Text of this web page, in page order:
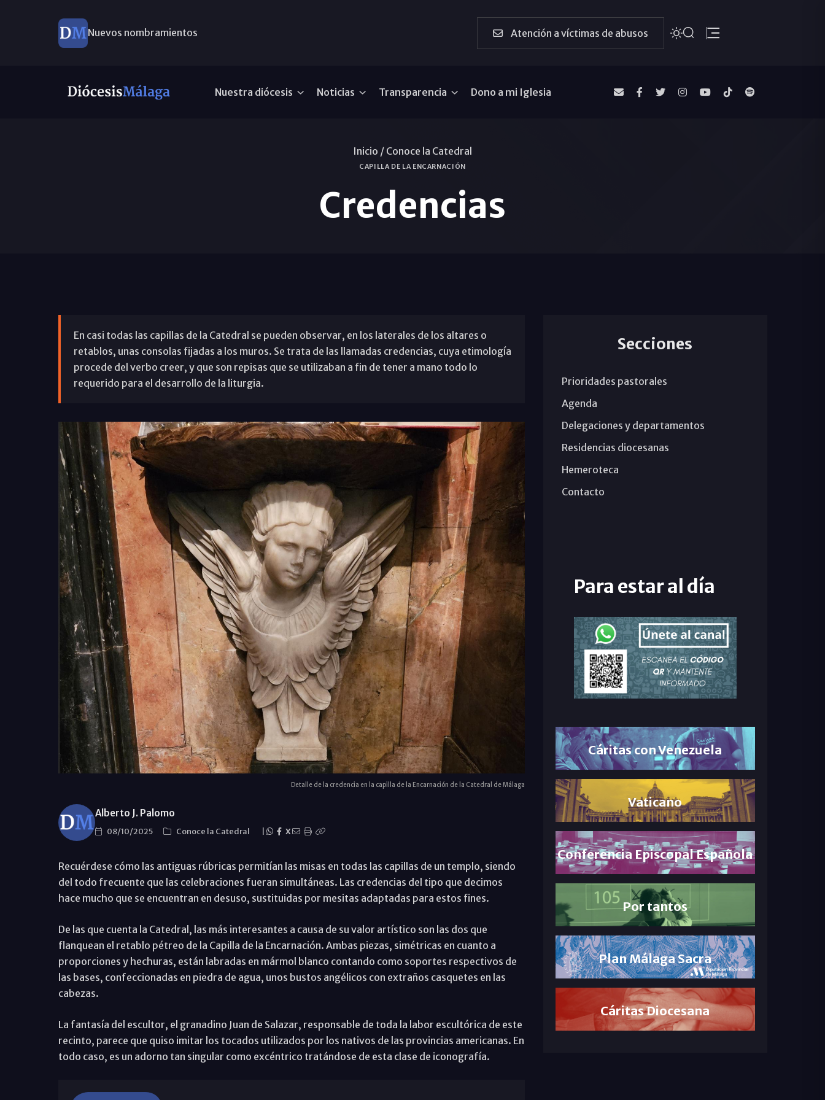
Nuevos nombramientos Atención a víctimas de abusos
Nuestra diócesis Noticias Transparencia Dono a mi Iglesia
Inicio / Conoce la Catedral
CAPILLA DE LA ENCARNACIÓN
Credencias
En casi todas las capillas de la Catedral se pueden observar, en los laterales de los altares o
retablos, unas consolas fijadas a los muros. Se trata de las llamadas credencias, cuya etimología
procede del verbo creer, y que son repisas que se utilizaban a fin de tener a mano todo lo
requerido para el desarrollo de la liturgia.
Detalle de la credencia en la capilla de la Encarnación de la Catedral de Málaga
Alberto J. Palomo
08/10/2025 Conoce la Catedral X
Recuérdese cómo las antiguas rúbricas permitían las misas en todas las capillas de un templo, siendo
del todo frecuente que las celebraciones fueran simultáneas. Las credencias del tipo que decimos
hace mucho que se encuentran en desuso, sustituidas por mesitas adaptadas para estos fines.
De las que cuenta la Catedral, las más interesantes a causa de su valor artístico son las dos que
flanquean el retablo pétreo de la Capilla de la Encarnación. Ambas piezas, simétricas en cuanto a
proporciones y hechuras, están labradas en mármol blanco contando como soportes respectivos de
las bases, confeccionadas en piedra de agua, unos bustos angélicos con extraños casquetes en las
cabezas.
La fantasía del escultor, el granadino Juan de Salazar, responsable de toda la labor escultórica de este
recinto, parece que quiso imitar los tocados utilizados por los nativos de las provincias americanas. En
todo caso, es un adorno tan singular como excéntrico tratándose de esta clase de iconografía.
Secciones
Prioridades pastorales
Agenda
Delegaciones y departamentos
Residencias diocesanas
Hemeroteca
Contacto
Para estar al día
Cáritas con Venezuela
Vaticano
Conferencia Episcopal Española
Por tantos
Plan Málaga Sacra
Cáritas Diocesana